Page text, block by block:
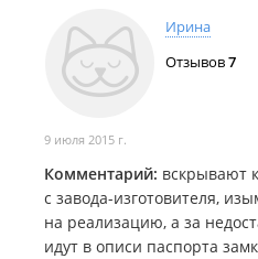
Ирина
Отзывов7
9 июля 2015 г.
Комментарий: вскрывают
с завода-изготовителя,
на реализацию, а за
идут в описи паспорта